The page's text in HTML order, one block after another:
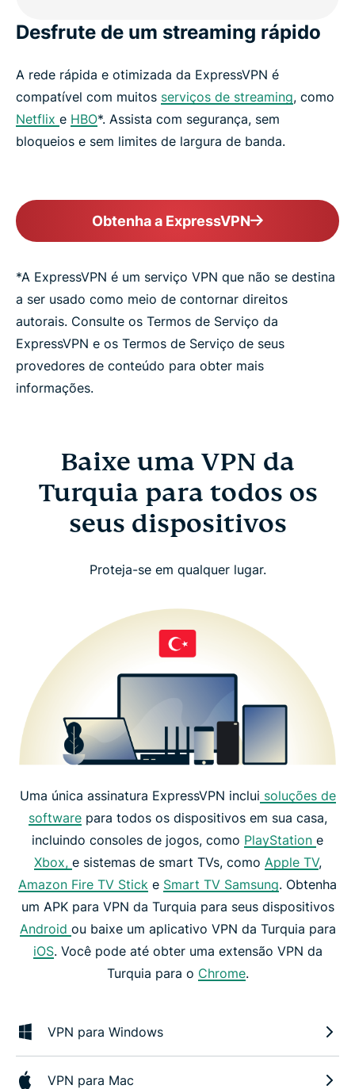
Desfrute de um streaming rápido
A rede rápida e otimizada da ExpressVPN é
compatível com muitos serviços de streaming, como
Netflix e HBO*. Assista com segurança, sem
bloqueios e sem limites de largura de banda.
Obtenha a ExpressVPN
*A ExpressVPN é um serviço VPN que não se destina
a ser usado como meio de contornar direitos
autorais. Consulte os Termos de Serviço da
ExpressVPN e os Termos de Serviço de seus
provedores de conteúdo para obter mais
informações.
Baixe uma VPN da
Turquia para todos os
seus dispositivos
Proteja-se em qualquer lugar.
Uma única assinatura ExpressVPN inclui soluções de
softwarepara todos os dispositivos em sua casa,
incluindo consoles de jogos, como PlayStation e
Xbox, e sistemas de smart TVs, como Apple TV,
Amazon Fire TV Stick e Smart TV Samsung. Obtenha
um APK para VPN da Turquia para seus dispositivos
Android ou baixe um aplicativo VPN da Turquia para
iOS. Você pode até obter uma extensão VPN da
Turquia para o Chrome.
VPN para Windows
VPN para Mac